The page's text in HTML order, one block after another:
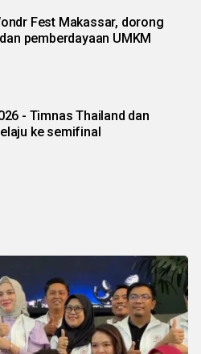
Fest Makassar, dorong
pemberdayaan UMKM
- Timnas Thailand dan
ke semifinal